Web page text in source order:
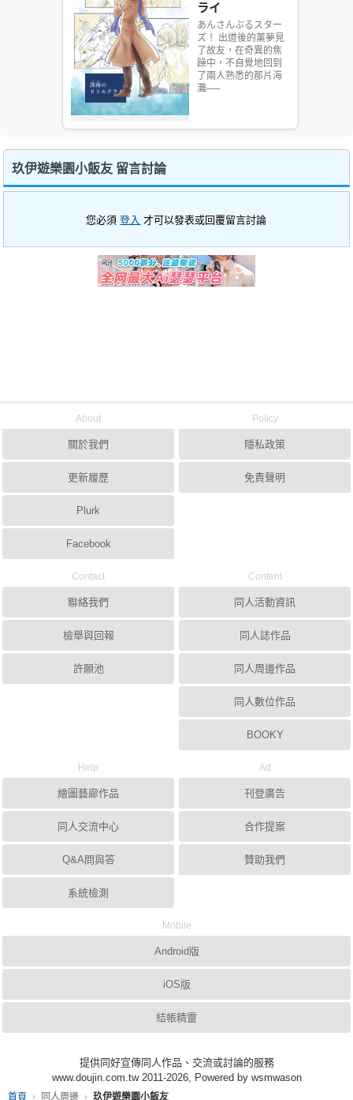
首頁 同人周邊 玖伊遊樂園小飯友
ライ
あんさんぶるスター
ズ！ 出道後的薰夢見
了故友，在奇異的焦
躁中，不自覺地回到
了兩人熟悉的那片海
灘──
玖伊遊樂園小飯友 留言討論
您必須登入 才可以發表或回覆留言討論
About
關於我們
更新履歷
Plurk
Facebook
Policy
隱私政策
免責聲明
Contact
聯絡我們
檢舉與回報
許願池
Content
同人活動資訊
同人誌作品
同人周邊作品
同人數位作品
BOOKY
Help
繪圖藝廊作品
同人交流中心
Q&A問與答
系統檢測
Ad
刊登廣告
合作提案
贊助我們
Mobile
Android版
iOS版
結帳精靈
提供同好宣傳同人作品、交流或討論的服務
www.doujin.com.tw 2011-2026, Powered by wsmwason